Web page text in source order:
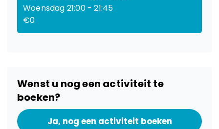
Woensdag 21:00 - 21:45
€0
Wenst u nog een activiteit te
boeken?